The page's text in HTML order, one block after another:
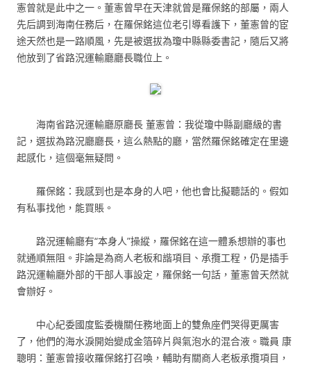
憲曾就是此中之一。董憲曾早在天津就曾是羅保銘的部屬，兩人
先后調到海南任務后，在羅保銘這位老引導看護下，董憲曾的宦
途天然也是一路順風，先是被選拔為瓊中縣縣委書記，隨后又將
他放到了省路況運輸廳廳長職位上。
海南省路況運輸廳原廳長 董憲曾：我從瓊中縣副廳級的書
記，選拔為路況廳廳長，這么熱點的廳，當然羅保銘確定在里邊
起感化，這個毫無疑問。
羅保銘：我感到也是本身的人吧，他也會比擬聽話的。假如
有私事找他，能買賬。
路況運輸廳有“本身人”操縱，羅保銘在這一體系想辦的事也
就通順無阻。非論是為商人老板和諧項目、承攬工程，仍是插手
路況運輸廳外部的干部人事設定，羅保銘一句話，董憲曾天然就
會辦好。
中心紀委國度監委機關任務地面上的雙魚座們哭得更厲害
了，他們的海水淚開始變成金箔碎片與氣泡水的混合液。職員 康
聰明：董憲曾接收羅保銘打召喚，輔助有關商人老板承攬項目，